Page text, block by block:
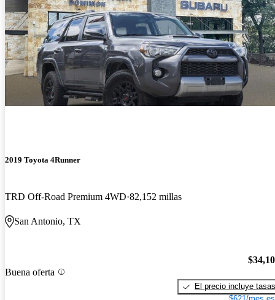
2019 Toyota 4Runner
TRD Off-Road Premium 4WD 82,152 millas
San Antonio, TX
Buena oferta
El precio incluye tasas